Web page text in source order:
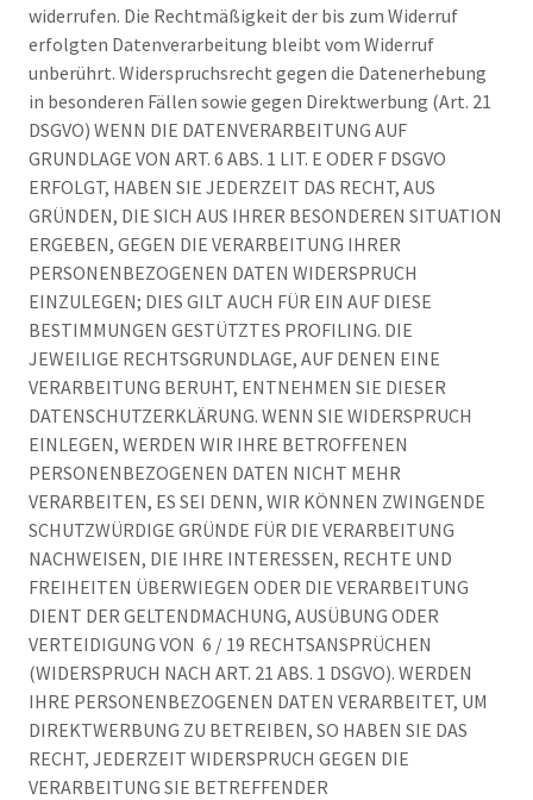
widerrufen. Die Rechtmäßigkeit der bis zum Widerruf
erfolgten Datenverarbeitung bleibt vom Widerruf
unberührt. Widerspruchsrecht gegen die Datenerhebung
in besonderen Fällen sowie gegen Direktwerbung (Art. 21
DSGVO) WENN DIE DATENVERARBEITUNG AUF
GRUNDLAGE VON ART. 6 ABS. 1 LIT. E ODER F DSGVO
ERFOLGT, HABEN SIE JEDERZEIT DAS RECHT, AUS
GRÜNDEN, DIE SICH AUS IHRER BESONDEREN SITUATION
ERGEBEN, GEGEN DIE VERARBEITUNG IHRER
PERSONENBEZOGENEN DATEN WIDERSPRUCH
EINZULEGEN; DIES GILT AUCH FÜR EIN AUF DIESE
BESTIMMUNGEN GESTÜTZTES PROFILING. DIE
JEWEILIGE RECHTSGRUNDLAGE, AUF DENEN EINE
VERARBEITUNG BERUHT, ENTNEHMEN SIE DIESER
DATENSCHUTZERKLÄRUNG. WENN SIE WIDERSPRUCH
EINLEGEN, WERDEN WIR IHRE BETROFFENEN
PERSONENBEZOGENEN DATEN NICHT MEHR
VERARBEITEN, ES SEI DENN, WIR KÖNNEN ZWINGENDE
SCHUTZWÜRDIGE GRÜNDE FÜR DIE VERARBEITUNG
NACHWEISEN, DIE IHRE INTERESSEN, RECHTE UND
FREIHEITEN ÜBERWIEGEN ODER DIE VERARBEITUNG
DIENT DER GELTENDMACHUNG, AUSÜBUNG ODER
VERTEIDIGUNG VON 6 / 19 RECHTSANSPRÜCHEN
(WIDERSPRUCH NACH ART. 21 ABS. 1 DSGVO). WERDEN
IHRE PERSONENBEZOGENEN DATEN VERARBEITET, UM
DIREKTWERBUNG ZU BETREIBEN, SO HABEN SIE DAS
RECHT, JEDERZEIT WIDERSPRUCH GEGEN DIE
VERARBEITUNG SIE BETREFFENDER